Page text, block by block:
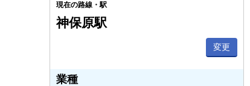
現在の路線・駅
神保原駅
変更
業種